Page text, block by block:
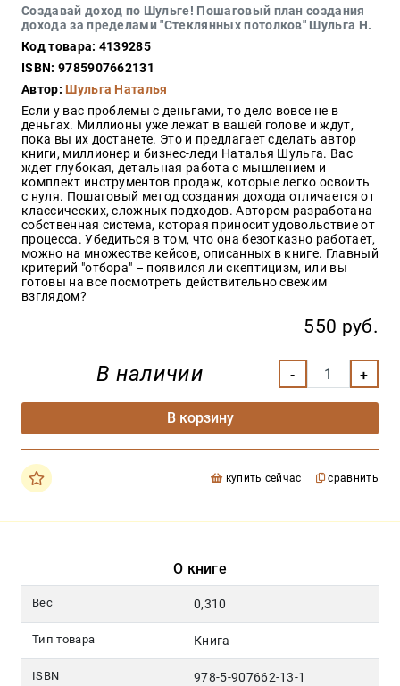
Создавай доход по Шульге! Пошаговый план создания
дохода за пределами "Стеклянных потолков" Шульга Н.
Код товара: 4139285
ISBN: 9785907662131
Автор:Шульга Наталья
Если у вас проблемы с деньгами, то дело вовсе не в
деньгах. Миллионы уже лежат в вашей голове и ждут,
пока вы их достанете. Это и предлагает сделать автор
книги, миллионер и бизнес-леди Наталья Шульга. Вас
ждет глубокая, детальная работа с мышлением и
комплект инструментов продаж, которые легко освоить
с нуля. Пошаговый метод создания дохода отличается от
классических, сложных подходов. Автором разработана
собственная система, которая приносит удовольствие от
процесса. Убедиться в том, что она безотказно работает,
можно на множестве кейсов, описанных в книге. Главный
критерий "отбора" – появился ли скептицизм, или вы
готовы на все посмотреть действительно свежим
взглядом?
550 руб.
В наличии
В корзину
купить сейчас сравнить
О книге
Вес 0,310
Тип товара Книга
ISBN 978-5-907662-13-1
и
здоровье
Оптовикам
Авторам
Контакты
Мероприятия
+7(499)
350-17-
79
Москва
pochta@den-